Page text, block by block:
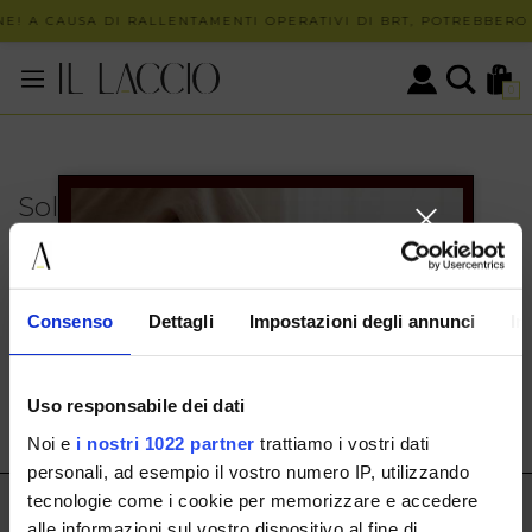
Consenso Dettagli Impostazioni degli annunci
Uso responsabile dei dati
Noi e i nostri 1022 partner trattiamo i vostri dati
personali, ad esempio il vostro numero IP, utilizzando
tecnologie come i cookie per memorizzare e accedere
A CAUSA DI RALLENTAMENTI OPERATIVI DI BRT,
0
Solo in negozio
PUOI TROVARE QUESTO ARTICOLO SOLO PRESSO I
NOSTRI PUNTI VENDITA:
customerservice@illaccio.it
IL LACCIO